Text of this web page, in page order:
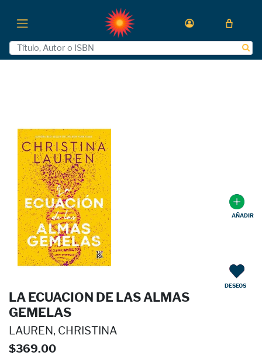
LA ECUACION DE LAS ALMAS
GEMELAS
LAUREN, CHRISTINA
$369.00
AÑADIR
DESEOS